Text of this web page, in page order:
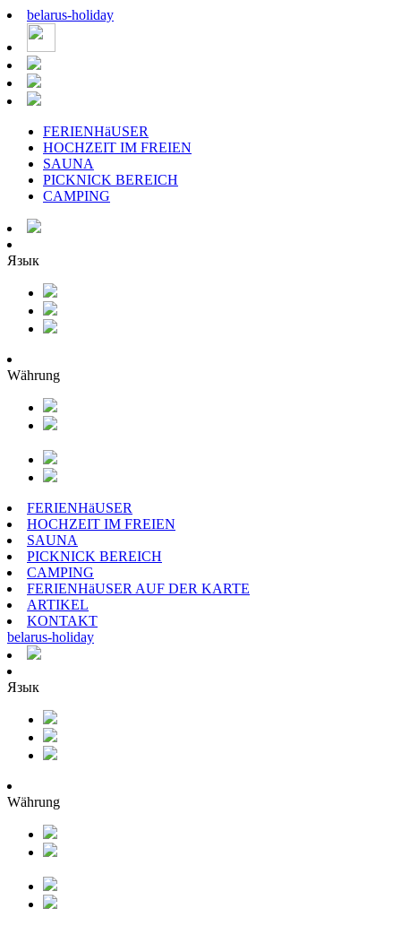
belarus-holiday
FERIENHäUSER
HOCHZEIT IM FREIEN
SAUNA
PICKNICK BEREICH
CAMPING
Язык
Währung
FERIENHäUSER
HOCHZEIT IM FREIEN
SAUNA
PICKNICK BEREICH
CAMPING
FERIENHäUSER AUF DER KARTE
ARTIKEL
KONTAKT
belarus-holiday
Язык
Währung